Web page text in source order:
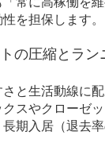
を担保します。
の圧縮とラン
と生活動線に
スやクローゼ
期入居（退去